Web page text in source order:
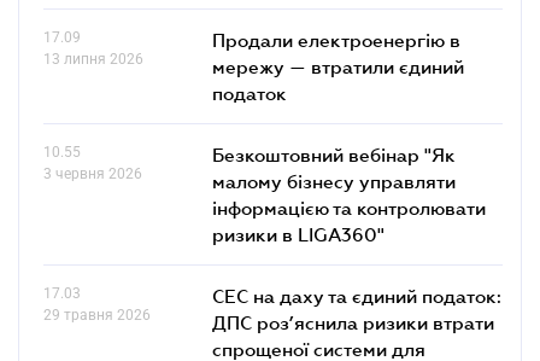
17.09
13 липня 2026
Продали електроенергію в
мережу — втратили єдиний
податок
10.55
3 червня 2026
Безкоштовний вебінар "Як
малому бізнесу управляти
інформацією та контролювати
ризики в LIGA360"
17.03
29 травня 2026
СЕС на даху та єдиний податок:
ДПС роз’яснила ризики втрати
спрощеної системи для